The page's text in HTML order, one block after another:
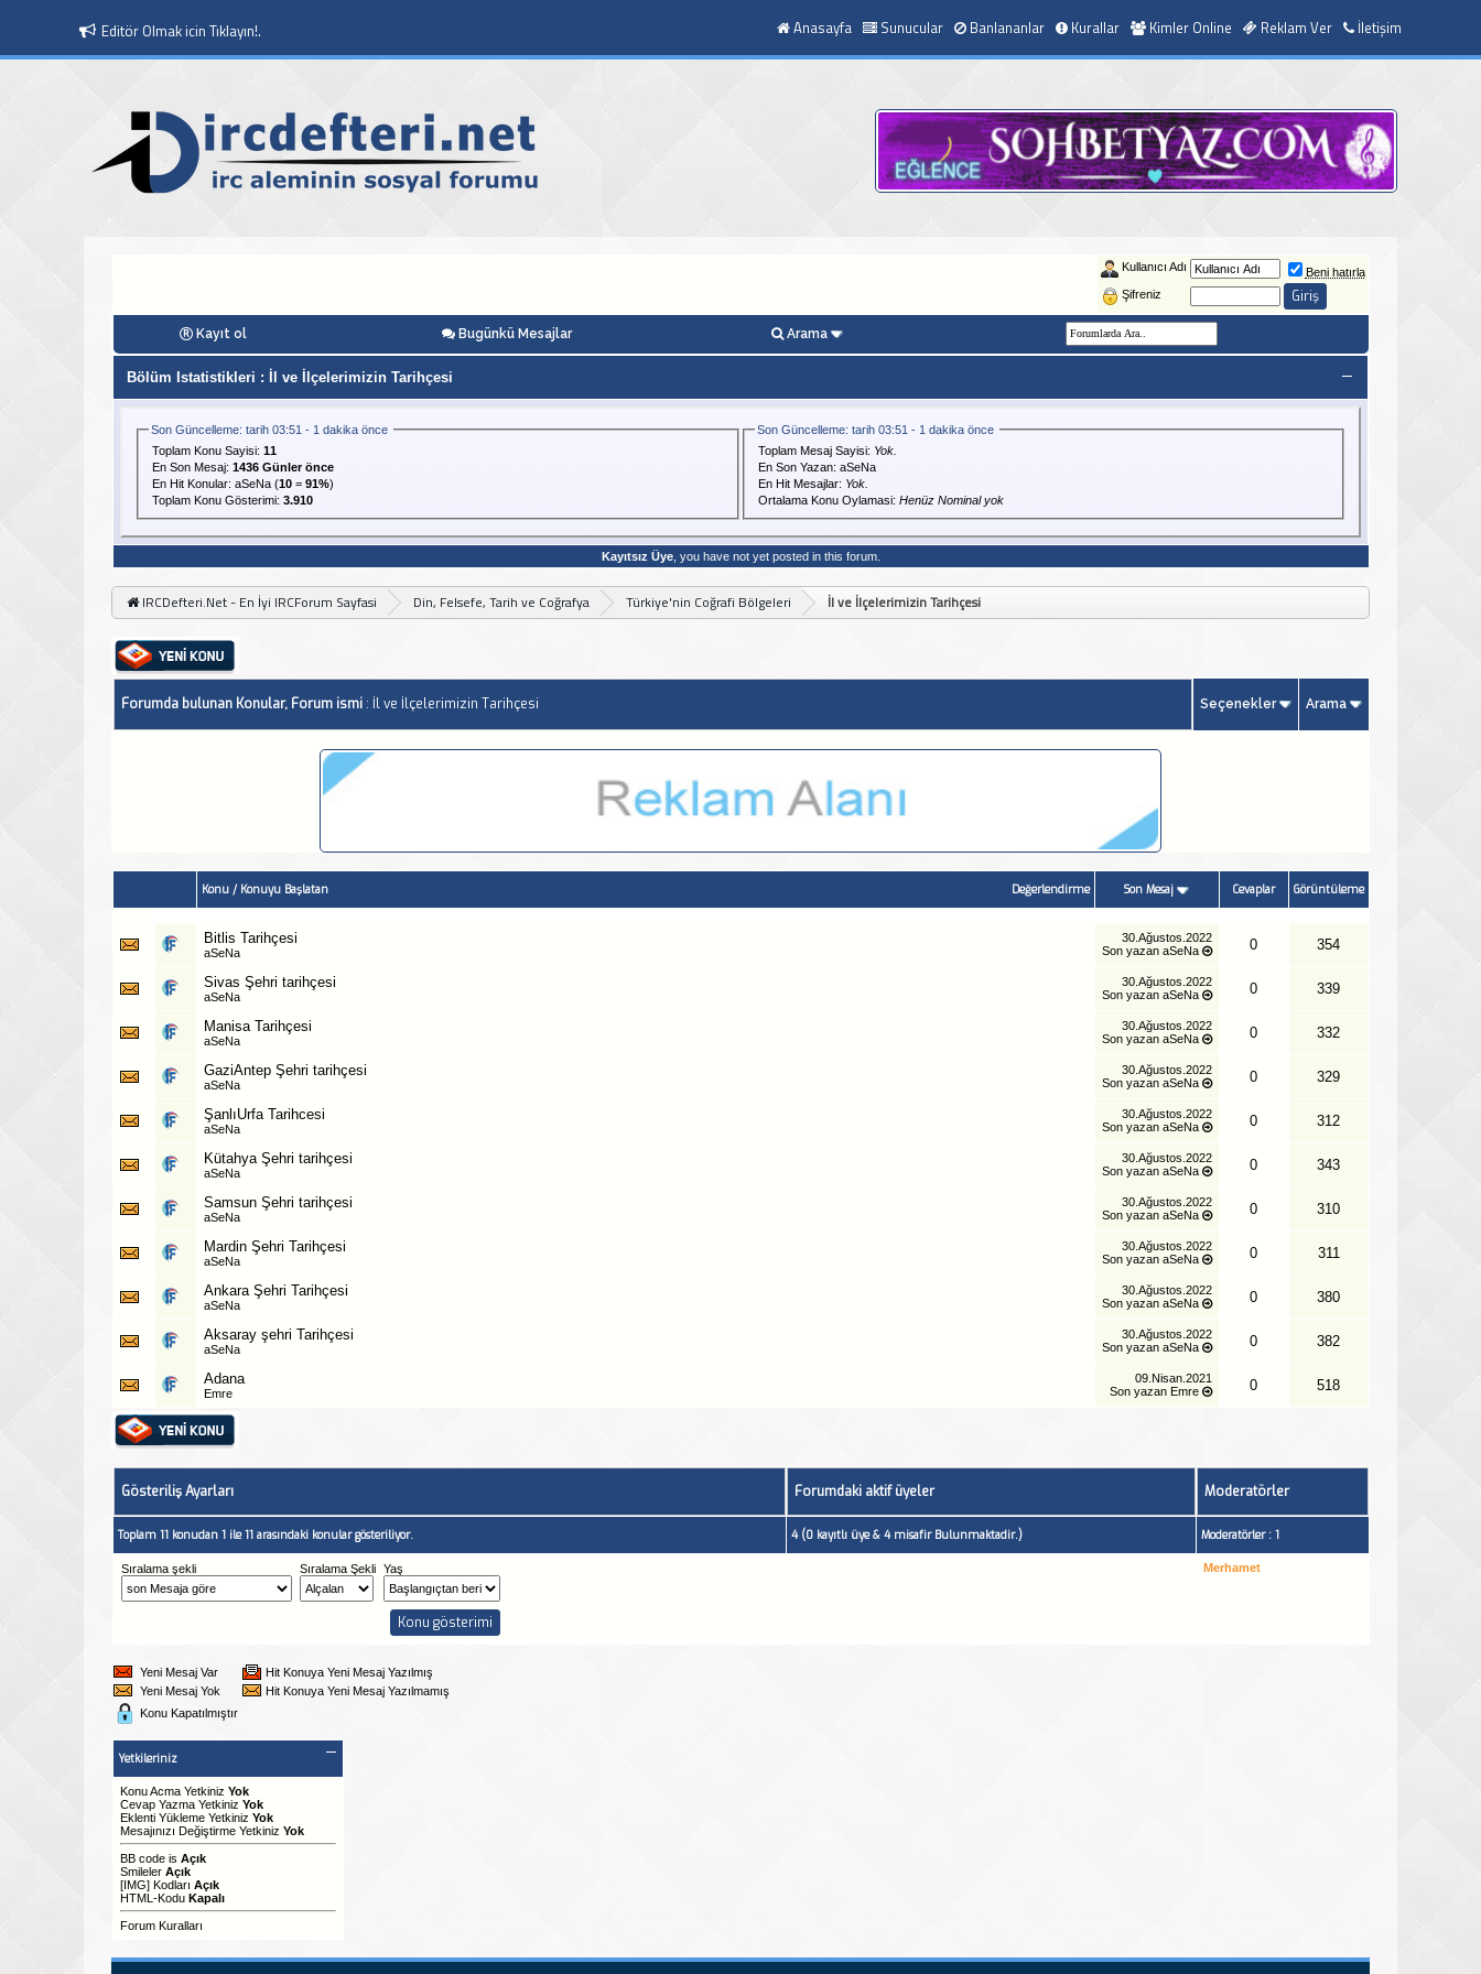
Editör Olmak icin Tıklayın!.
Moderatör Olmak icin Tıklayın!.
Anasayfa Sunucular Banlananlar Kurallar Kimler Online Reklam Ver İletişim
Kullanıcı Adı
Beni hatırla
Şifreniz
Kayıt ol Bugünkü Mesajlar Arama
Bölüm Istatistikleri : İl ve İlçelerimizin Tarihçesi
Son Güncelleme: tarih 03:51 - 1 dakika önce
Toplam Konu Sayisi: 11
En Son Mesaj: 1436 Günler önce
En Hit Konular: aSeNa(10= 91%)
Toplam Konu Gösterimi: 3.910
Son Güncelleme: tarih 03:51 - 1 dakika önce
Toplam Mesaj Sayisi: Yok.
En Son Yazan: aSeNa
En Hit Mesajlar: Yok.
Ortalama Konu Oylamasi: Henüz Nominal yok
Kayıtsız Üye, you have not yet posted in this forum.
IRCDefteri.Net - En İyi IRCForum Sayfasi Din, Felsefe, Tarih ve Coğrafya Türkiye'nin Coğrafi Bölgeleri İl ve İlçelerimizin Tarihçesi
Forumda bulunan Konular, Forum ismi: İl ve İlçelerimizin Tarihçesi Seçenekler Arama
Değerlendirme
Konu/ Konuyu Başlatan Son Mesaj Cevaplar Görüntüleme
Bitlis Tarihçesi
aSeNa
30.Ağustos.2022
Son yazan aSeNa 0 354
Sivas Şehri tarihçesi
aSeNa
30.Ağustos.2022
Son yazan aSeNa 0 339
Manisa Tarihçesi
aSeNa
30.Ağustos.2022
Son yazan aSeNa 0 332
GaziAntep Şehri tarihçesi
aSeNa
30.Ağustos.2022
Son yazan aSeNa 0 329
ŞanlıUrfa Tarihcesi
aSeNa
30.Ağustos.2022
Son yazan aSeNa 0 312
Kütahya Şehri tarihçesi
aSeNa
30.Ağustos.2022
Son yazan aSeNa 0 343
Samsun Şehri tarihçesi
aSeNa
30.Ağustos.2022
Son yazan aSeNa 0 310
Mardin Şehri Tarihçesi
aSeNa
30.Ağustos.2022
Son yazan aSeNa 0 311
Ankara Şehri Tarihçesi
aSeNa
30.Ağustos.2022
Son yazan aSeNa 0 380
Aksaray şehri Tarihçesi
aSeNa
30.Ağustos.2022
Son yazan aSeNa 0 382
Adana
Emre
09.Nisan.2021
Son yazan Emre 0 518
Gösteriliş Ayarları Forumdaki aktif üyeler Moderatörler
Toplam 11 konudan 1 ile 11 arasındaki konular gösteriliyor. 4 (0 kayıtlı üye & 4 misafir Bulunmaktadir.) Moderatörler : 1
Sıralama şekli Sıralama Şekli Yaş Merhamet
Yeni Mesaj Var
Hit Konuya Yeni Mesaj Yazılmış
Yeni Mesaj Yok
Hit Konuya Yeni Mesaj Yazılmamış
Konu Kapatılmıştır
Yetkileriniz
Konu Acma Yetkiniz Yok
Cevap Yazma Yetkiniz Yok
Eklenti Yükleme Yetkiniz Yok
Mesajınızı Değiştirme Yetkiniz Yok
BB codeis Açık
Smileler Açık
[IMG]Kodları Açık
HTML-Kodu Kapalı
Forum Kuralları